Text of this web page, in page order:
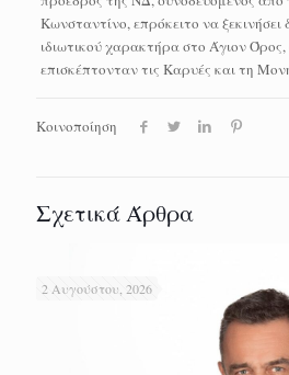
Κωνσταντίνο, επρόκειτο να ξεκινήσει
ιδιωτικού χαρακτήρα στο Άγιον
επισκέπτονταν τις Καρυές και τη
Κοινοποίηση
Σχετικά Άρθρα
2 Αυγούστου, 2026